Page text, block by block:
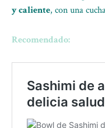
y caliente, con una
Recomendado: